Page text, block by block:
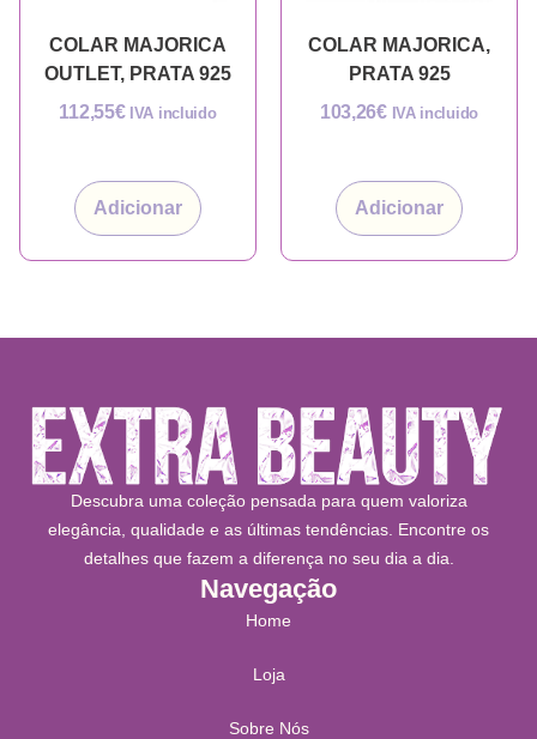
COLAR MAJORICA
OUTLET, PRATA 925
112,55€ IVA incluido
Adicionar
COLAR MAJORICA,
PRATA 925
103,26€ IVA incluido
Adicionar
Descubra uma coleção pensada para quem valoriza
elegância, qualidade e as últimas tendências. Encontre os
detalhes que fazem a diferença no seu dia a dia.
Navegação
Home
Loja
Sobre Nós